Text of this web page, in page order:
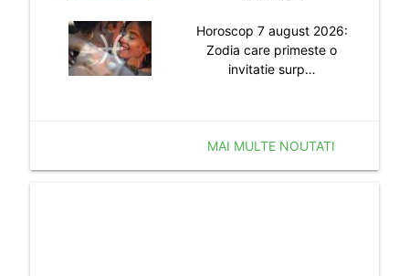
Horoscop 7 august 2026:
Zodia care primeste o
invitatie surp…
MAI MULTE NOUTATI